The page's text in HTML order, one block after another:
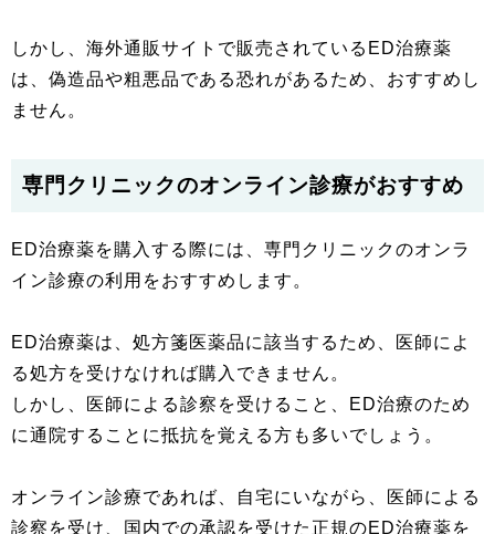
しかし、海外通販サイトで販売されているED治療薬
は、偽造品や粗悪品である恐れがあるため、おすすめし
ません。
専門クリニックのオンライン診療がおすすめ
ED治療薬を購入する際には、専門クリニックのオンラ
イン診療の利用をおすすめします。
ED治療薬は、処方箋医薬品に該当するため、医師によ
る処方を受けなければ購入できません。
しかし、医師による診察を受けること、ED治療のため
に通院することに抵抗を覚える方も多いでしょう。
オンライン診療であれば、自宅にいながら、医師による
診察を受け、国内での承認を受けた正規のED治療薬を